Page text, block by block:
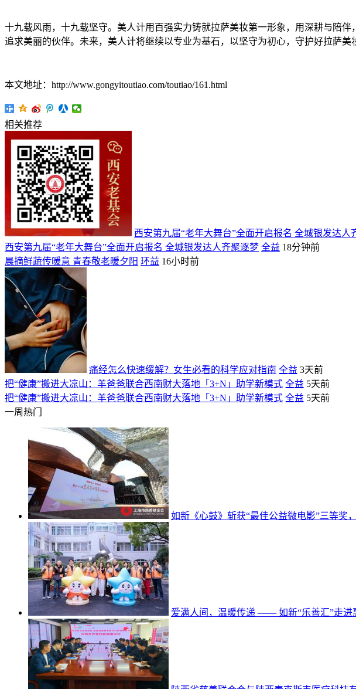
十九载风雨，十九载坚守。美人计用百强实力铸就拉萨美妆第一形象，用深耕与陪
追求美丽的伙伴。未来，美人计将继续以专业为基石，以坚守为初心，守护好拉萨美
本文地址：http://www.gongyitoutiao.com/toutiao/161.html
相关推荐
西安第九届“老年大舞台”全面开启报名 全城银发达人
西安第九届“老年大舞台”全面开启报名 全城银发达人齐聚逐梦 全益 18分钟前
晨摘鲜蔬传暖意 青春敬老暖夕阳 环益 16小时前
痛经怎么快速缓解？女生必看的科学应对指南 全益 3天前
把“健康”搬进大凉山：羊爸爸联合西南财大落地「3+N」助学新模式 全益 5天前
把“健康”搬进大凉山：羊爸爸联合西南财大落地「3+N」助学新模式 全益 5天前
一周热门
如新《心鼓》斩获“最佳公益微电影”三等奖
爱满人间，温暖传递 —— 如新“乐善汇”走进